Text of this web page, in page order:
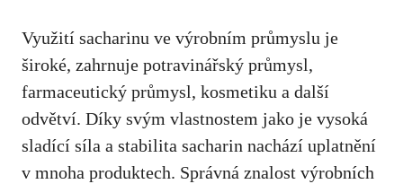
Využití sacharinu ve výrobním průmyslu je
široké, zahrnuje potravinářský průmysl,
⁤farmaceutický průmysl, kosmetiku ⁤a další
odvětví. Díky svým vlastnostem jako je vysoká
sladící⁢ síla a stabilita ​sacharin nachází uplatnění
v mnoha produktech. Správná znalost ‌výrobních